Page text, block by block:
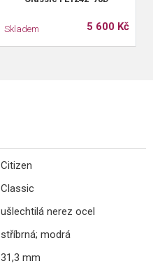
Skladem 5 600 Kč
Citizen
Classic
ušlechtilá nerez ocel
stříbrná; modrá
31,3 mm